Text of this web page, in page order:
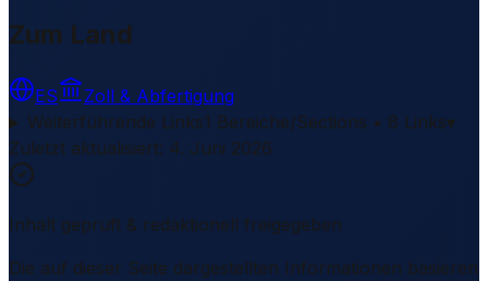
Zum Land
ES
Zoll & Abfertigung
Weiterführende Links1 Bereiche/Sections • 8 Links▾
Zuletzt aktualisiert: 4. Juni 2026
Inhalt geprüft & redaktionell freigegeben
Die auf dieser Seite dargestellten Informationen basieren